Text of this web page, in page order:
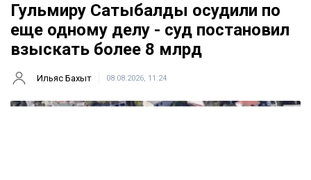
Гульмиру Сатыбалды осудили по
еще одному делу - суд постановил
взыскать более 8 млрд
Ильяс Бахыт 08.08.2026, 11:24